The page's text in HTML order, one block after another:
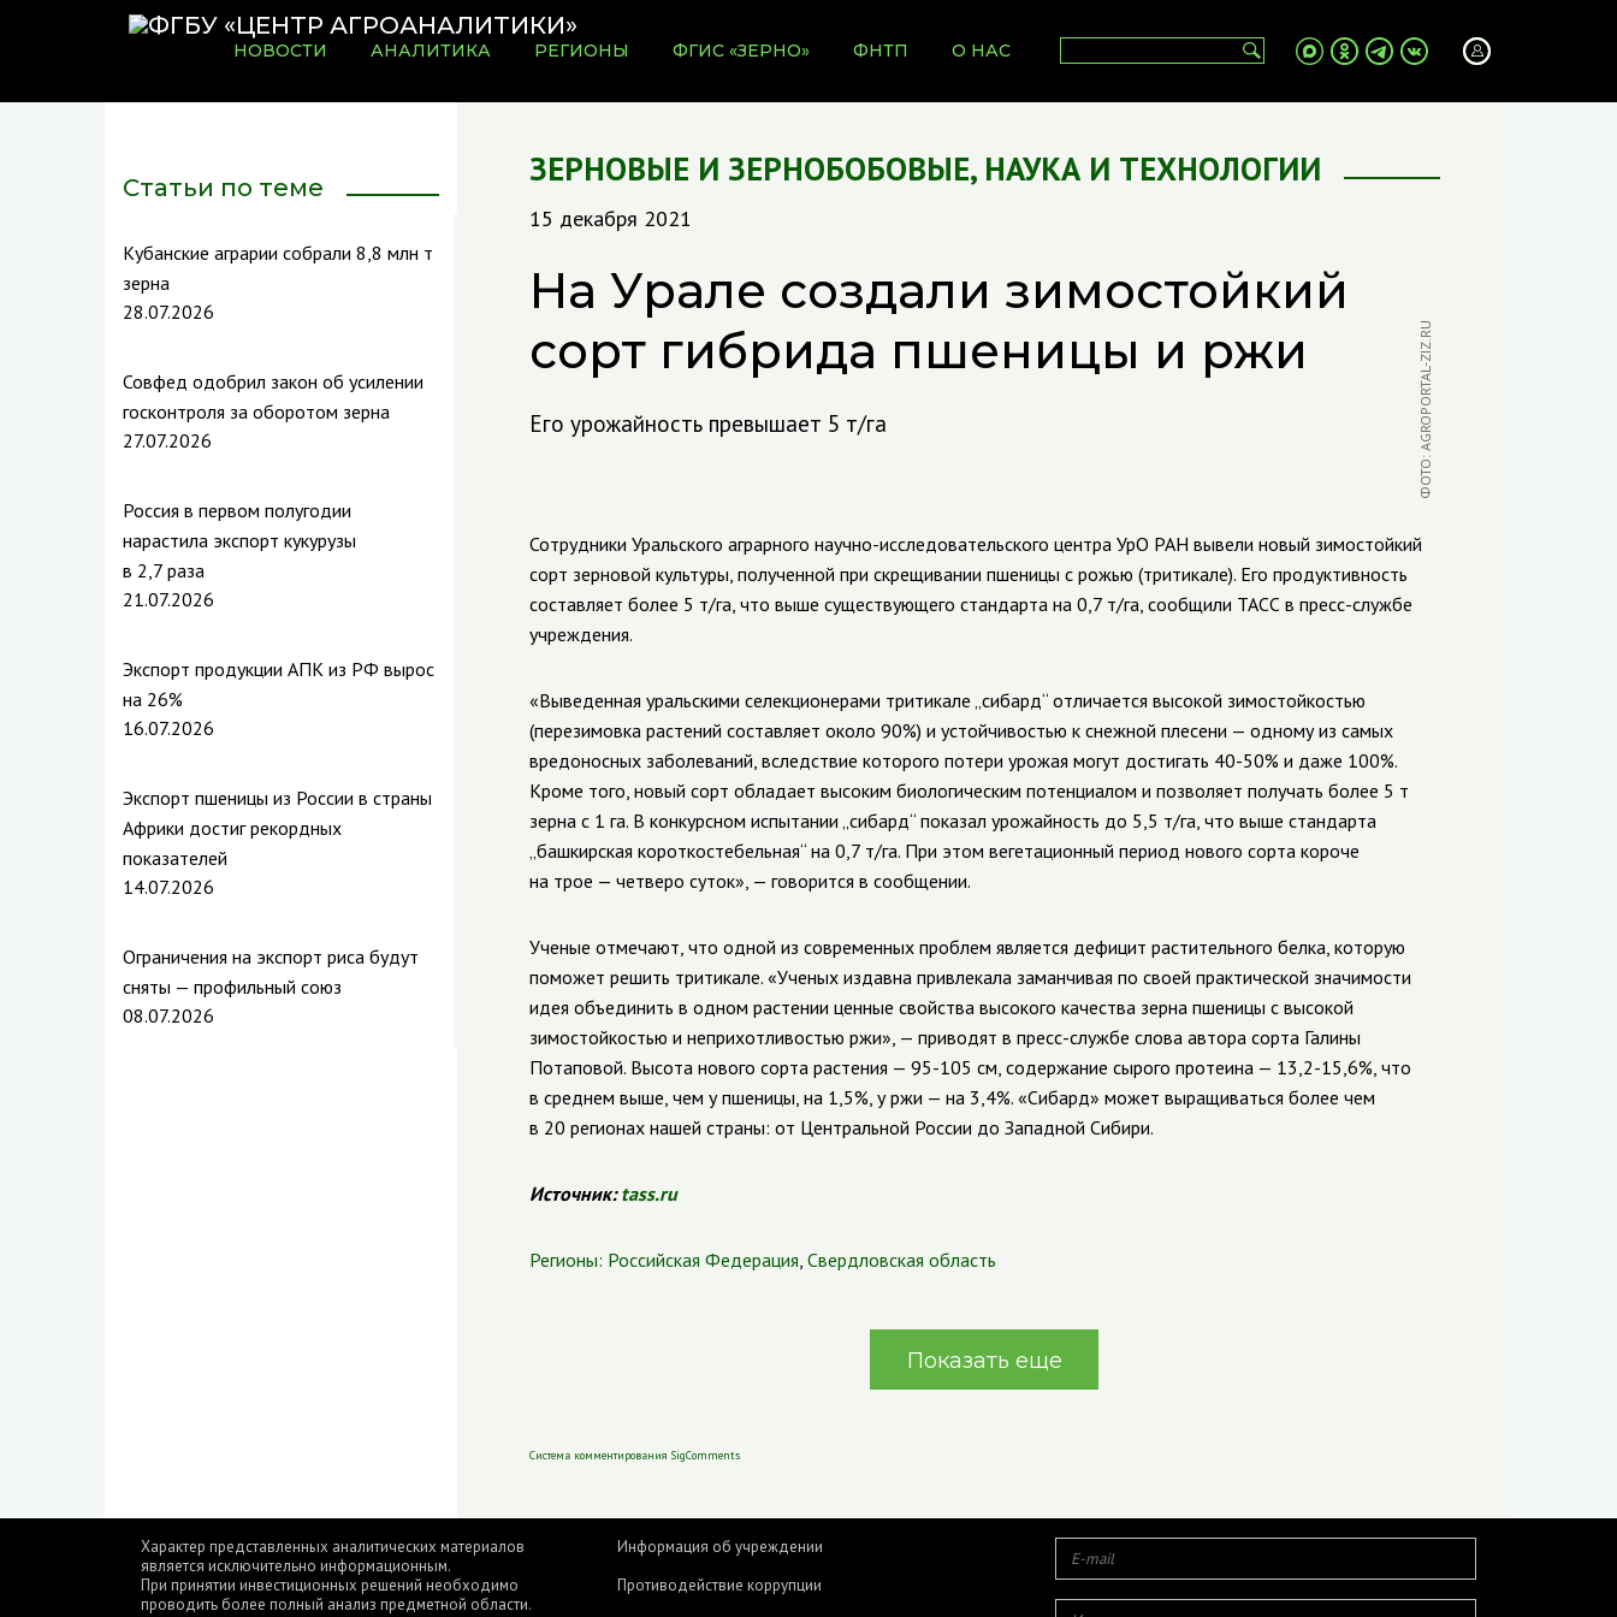
НОВОСТИ АНАЛИТИКА РЕГИОНЫ ФГИС «ЗЕРНО» ФНТП О НАС
Статьи по теме
Кубанские аграрии собрали 8,8 млн т
зерна
28.07.2026
Совфед одобрил закон об усилении
госконтроля за оборотом зерна
27.07.2026
Россия в первом полугодии
нарастила экспорт кукурузы
в 2,7 раза
21.07.2026
Экспорт продукции АПК из РФ вырос
на 26%
16.07.2026
Экспорт пшеницы из России в страны
Африки достиг рекордных
показателей
14.07.2026
Ограничения на экспорт риса будут
сняты — профильный союз
08.07.2026
ЗЕРНОВЫЕ И ЗЕРНОБОБОВЫЕ, НАУКА И ТЕХНОЛОГИИ
15 декабря 2021
На Урале создали зимостойкий
сорт гибрида пшеницы и ржи
Его урожайность превышает 5 т/га ФОТО: AGROPORTAL-ZIZ.RU
Сотрудники Уральского аграрного научно-исследовательского центра УрО РАН вывели новый зимостойкий
сорт зерновой культуры, полученной при скрещивании пшеницы с рожью (тритикале). Его продуктивность
составляет более 5 т/га, что выше существующего стандарта на 0,7 т/га, сообщили ТАСС в пресс-службе
учреждения.
«Выведенная уральскими селекционерами тритикале „сибард“ отличается высокой зимостойкостью
(перезимовка растений составляет около 90%) и устойчивостью к снежной плесени — одному из самых
вредоносных заболеваний, вследствие которого потери урожая могут достигать 40-50% и даже 100%.
Кроме того, новый сорт обладает высоким биологическим потенциалом и позволяет получать более 5 т
зерна с 1 га. В конкурсном испытании „сибард“ показал урожайность до 5,5 т/га, что выше стандарта
„башкирская короткостебельная“ на 0,7 т/га. При этом вегетационный период нового сорта короче
на трое — четверо суток», — говорится в сообщении.
Ученые отмечают, что одной из современных проблем является дефицит растительного белка, которую
поможет решить тритикале. «Ученых издавна привлекала заманчивая по своей практической значимости
идея объединить в одном растении ценные свойства высокого качества зерна пшеницы с высокой
зимостойкостью и неприхотливостью ржи», — приводят в пресс-службе слова автора сорта Галины
Потаповой. Высота нового сорта растения — 95-105 см, содержание сырого протеина — 13,2-15,6%, что
в среднем выше, чем у пшеницы, на 1,5%, у ржи — на 3,4%. «Сибард» может выращиваться более чем
в 20 регионах нашей страны: от Центральной России до Западной Сибири.
Источник:tass.ru
Регионы: Российская Федерация, Свердловская область
Показать еще
Система комментирования SigComments
Характер представленных аналитических материалов
является исключительно информационным.
При принятии инвестиционных решений необходимо
проводить более полный анализ предметной области.
Информация об учреждении
Противодействие коррупции